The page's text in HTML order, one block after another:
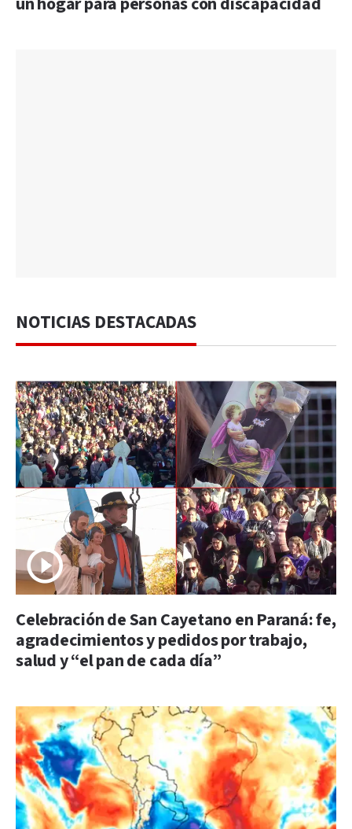
NOTICIAS DESTACADAS
Celebración de San Cayetano en Paraná: fe,
agradecimientos y pedidos por trabajo,
salud y “el pan de cada día”